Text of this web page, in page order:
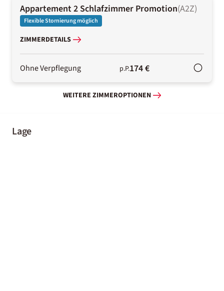
Appartement 2 Schlafzimmer Promotion(A2Z)
Flexible Stornierung möglich
ZIMMERDETAILS
Ohne Verpflegung p.P.174 €
WEITERE ZIMMEROPTIONEN
Lage